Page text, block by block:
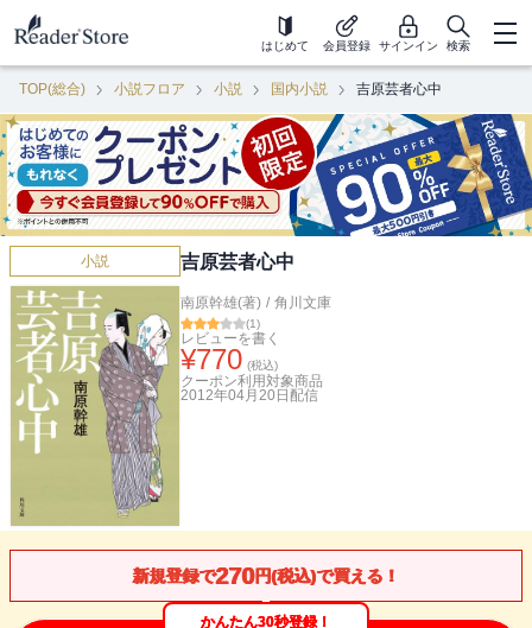
はじめて 会員登録 サインイン 検索
TOP(総合) 小説フロア 小説 国内小説 吉原芸者心中
小説 吉原芸者心中
南原幹雄(著) / 角川文庫
(1)
レビューを書く
¥770 (税込)
クーポン利用対象商品
2012年04月20日 配信
新規登録で270円(税込)で買える！
かんたん30秒登録！